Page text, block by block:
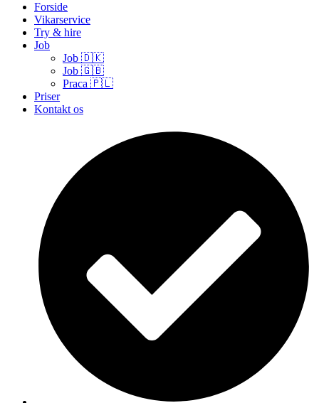
Forside
Vikarservice
Try & hire
Job
Job 🇩🇰
Job 🇬🇧
Praca 🇵🇱
Priser
Kontakt os